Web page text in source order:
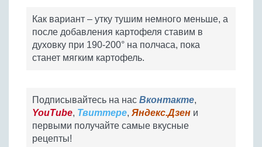
Как вариант – утку тушим немного меньше, а
после добавления картофеля ставим в
духовку при 190-200° на полчаса, пока
станет мягким картофель.
Подписывайтесь на нас Вконтакте,
YouTube, Твиттере, Яндекс.Дзен и
первыми получайте самые вкусные
рецепты!